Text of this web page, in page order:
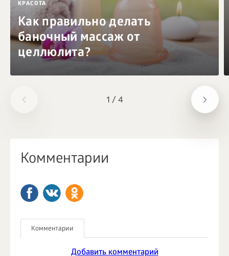
1 / 4
КРАСОТА
Как правильно делать
баночный массаж от
целлюлита?
Комментарии
Комментарии
Добавить комментарий